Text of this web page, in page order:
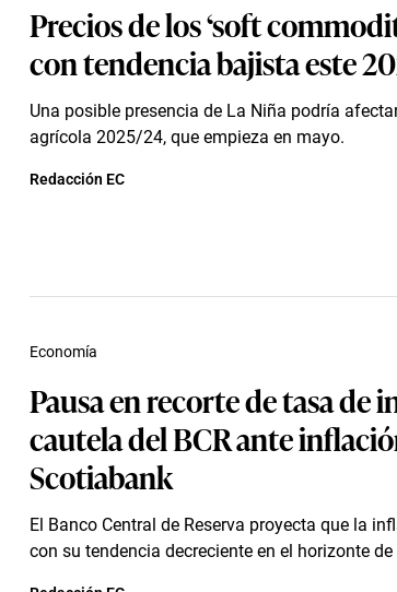
Precios de los ‘soft
con tendencia bajista este
Una posible presencia de La Niña podría
agrícola 2025/24, que empieza en mayo.
Redacción EC
Pausa en recorte de tasa de
cautela del BCR ante
Scotiabank
El Banco Central de Reserva proyecta que la
con su tendencia decreciente en el horizonte
Economía